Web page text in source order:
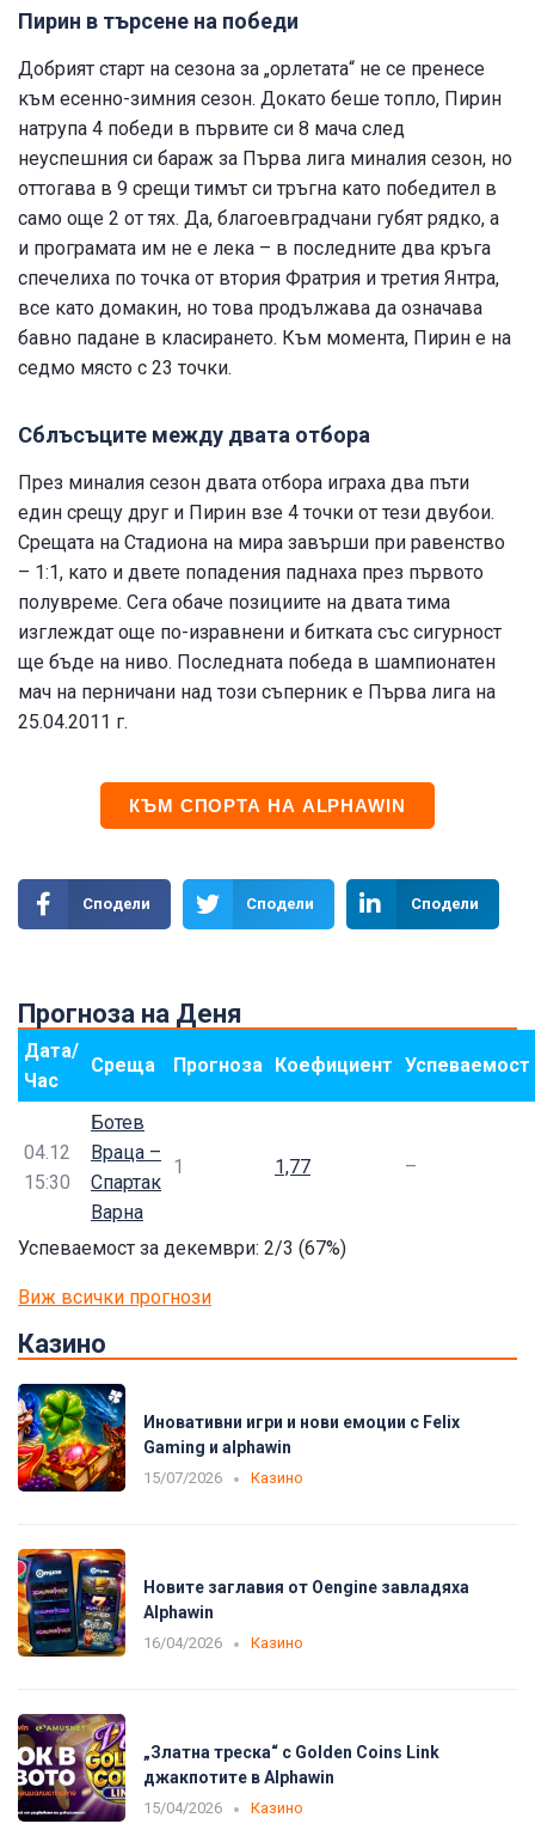
Пирин в търсене на победи
Добрият старт на сезона за „орлетата“ не се пренесе
към есенно-зимния сезон. Докато беше топло, Пирин
натрупа 4 победи в първите си 8 мача след
неуспешния си бараж за Първа лига миналия сезон, но
оттогава в 9 срещи тимът си тръгна като победител в
само още 2 от тях. Да, благоевградчани губят рядко, а
и програмата им не е лека – в последните два кръга
спечелиха по точка от втория Фратрия и третия Янтра,
все като домакин, но това продължава да означава
бавно падане в класирането. Към момента, Пирин е на
седмо място с 23 точки.
Сблъсъците между двата отбора
През миналия сезон двата отбора играха два пъти
един срещу друг и Пирин взе 4 точки от тези двубои.
Срещата на Стадиона на мира завърши при равенство
– 1:1, като и двете попадения паднаха през първото
полувреме. Сега обаче позициите на двата тима
изглеждат още по-изравнени и битката със сигурност
ще бъде на ниво. Последната победа в шампионатен
мач на перничани над този съперник е Първа лига на
25.04.2011 г.
КЪМ СПОРТА НА ALPHAWIN
Сподели Сподели Сподели
Прогноза на Деня
Дата/
Час
Среща Прогноза Коефициент Успеваемост
04.12
15:30
Ботев
Враца –
Спартак
Варна
1 1,77 –
Успеваемост за декември: 2/3 (67%)
Виж всички прогнози
Казино
Иновативни игри и нови емоции с Felix
Gaming и alphawin
15/07/2026 Казино
Новите заглавия от Oengine завладяха
Alphawin
16/04/2026 Казино
„Златна треска“ с Golden Coins Link
джакпотите в Alphawin
15/04/2026 Казино